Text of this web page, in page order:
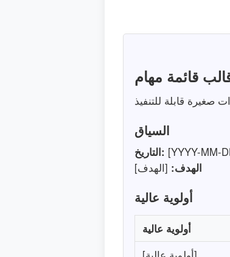
قائمة مهام
السياق
التاريخ: [YYYY-MM-
الهدف: [الهدف]
أولوية عالية
أولوية عالية